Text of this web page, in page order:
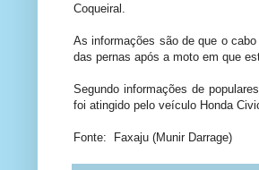
Coqueiral.
As informações são de que o
das pernas após a moto em que
Segundo informações de
foi atingido pelo veículo Honda
Fonte: Faxaju (Munir Darrage)